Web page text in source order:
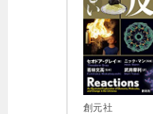
創元社